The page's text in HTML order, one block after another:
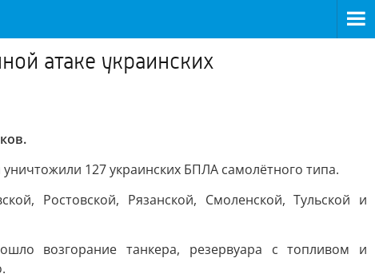
атаке украинских
127 украинских БПЛА самолётного типа.
Ростовской, Рязанской, Смоленской, Тульской и
возгорание танкера, резервуара с топливом и